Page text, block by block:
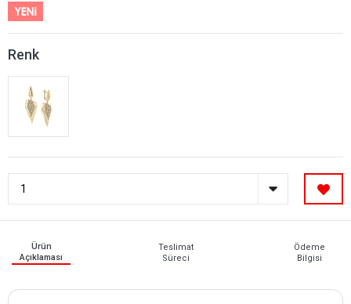
Renk
Ürün
Açıklaması
Teslimat
Süreci
Ödeme
Bilgisi